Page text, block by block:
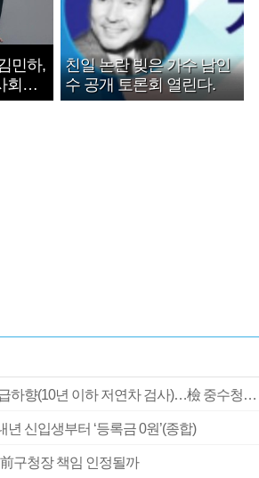
민하,
회자
친일 논란 빚은 가수 남인
수 공개 토론회 열린다.
검사 신분 버리고 직급하향(10년 이하 저연차 검사)…檢 중수청행 기피
신입생부터 ‘등록금 0원’(종합)
구청장 책임 인정될까